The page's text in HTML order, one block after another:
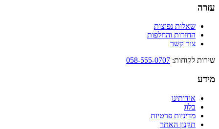
עזרה
שאלות נפוצות
החזרות והחלפות
צור קשר
שירות לקוחות:
058-555-0707
מידע
אודותינו
בלוג
מדיניות פרטיות
תקנון האתר